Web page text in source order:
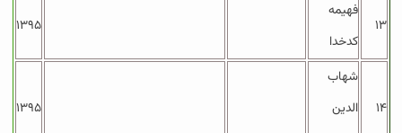
۱۳
فهیمه
کدخدا
۱۳۹۵
۱۴
شهاب
الدین
۱۳۹۵